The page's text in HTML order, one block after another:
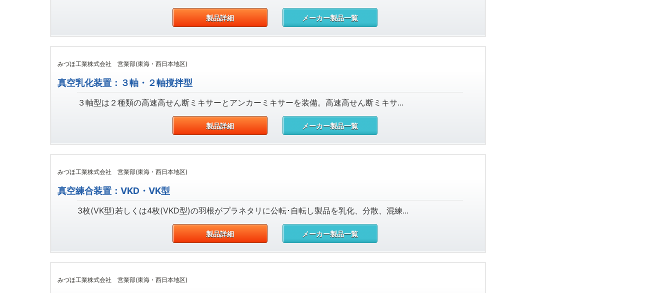
製品詳細 メーカー製品一覧
みづほ工業株式会社 営業部(東海・西日本地区)
真空乳化装置：３軸・２軸撹拌型
３軸型は２種類の高速高せん断ミキサーとアンカーミキサーを装備。高速高せん断ミキサ...
製品詳細 メーカー製品一覧
みづほ工業株式会社 営業部(東海・西日本地区)
真空練合装置：VKD・VK型
3枚(VK型)若しくは4枚(VKD型)の羽根がプラネタリに公転･自転し製品を乳化、分散、混練...
製品詳細 メーカー製品一覧
みづほ工業株式会社 営業部(東海・西日本地区)